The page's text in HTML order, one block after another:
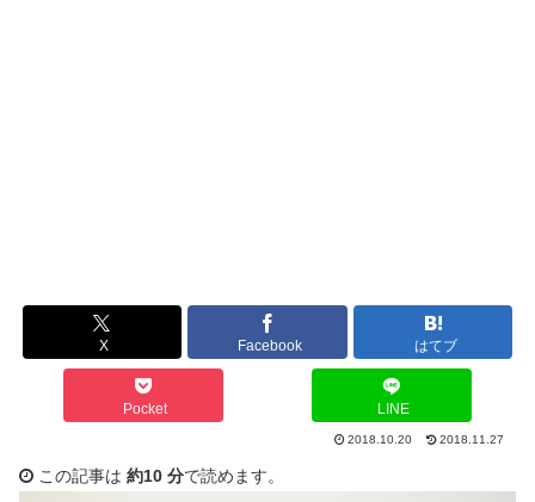
X Facebook はてブ
Pocket LINE
2018.10.20 2018.11.27
この記事は 約10 分で読めます。